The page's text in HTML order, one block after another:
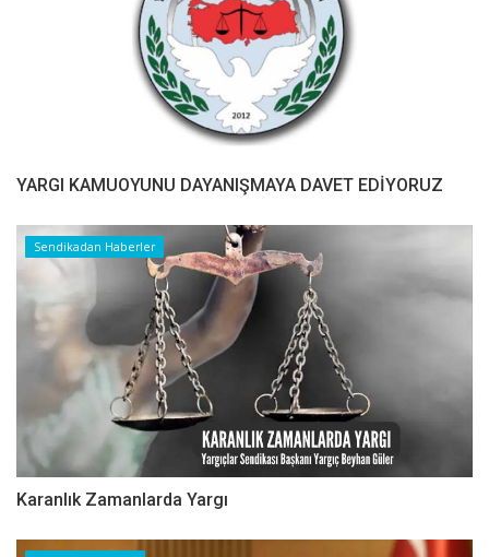
YARGI KAMUOYUNU DAYANIŞMAYA DAVET EDİYORUZ
Sendikadan Haberler
Karanlık Zamanlarda Yargı